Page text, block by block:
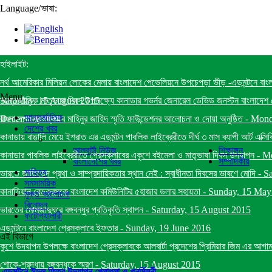
Language/ভাষা:
হাইলাইট:
নর্থ আমেরিকার মিলিয়ন লোকের মেলায় বাংলাদেশ পেভেলিয়নে উপচেপড়া ভীড় -এডমন্টনে
Saturday, 15 August 2015
আন্তর্জাতিক মাতৃভাষা দিবস উপলক্ষ্যে কানাডার গভর্নর জেনারেল ডেভিড জনস্টন বাংলাদেশ
December 2014
বাংলাদেশ প্রেসক্লাবে মাহিনুর জাহিদ স্মৃতি ফাউন্ডেশনর আলোচনা ও দোয়া অনুষ্ঠিত-
কানাডায় বাঙালি মেয়ে ইশরাত এর এডমন্টন পাবলিক লাইব্রেরীতে দীর্ঘ ৩ মাস ব্যাপী আর্ট
কানাডার পাবলিক লাইব্রেরীতে প্রেসক্লাবের একুশে বইমেলা ও মাতৃভাষা দিবস উদযাপন-
ভারতে জাতিভেদ প্রথা ও সাম্প্রদায়িকতার স্থান নেই : স্বাধীনতা দিবসের ভাষণে মোদি -
কানাডিয়ান রেডক্রসকে বাংলাদেশ কমিউনিটির ৫হাজার ডলার সহায়তা - Sunday, 15
ভারতের মোমজাদুঘরে বঙ্গবন্ধুর প্রতিকৃতি স্থাপন- Saturday, 15 August 2015
এডমন্টনে বাংলাদেশ প্রেসক্লাবে ইফতার- Sunday, 19 June 2016
কুশে উদযাপন উপলক্ষে বাংলাদেশ প্রেসক্লাবকে আলবার্টা প্রদেশের প্রিমিয়ার জিম এর আগাম
শোকে-শ্রদ্ধায় বঙ্গবন্ধুকে স্মরণ- Saturday, 15 August 2015
Menu
আন্তর্জাতিক
দেশের খবর
আলবার্টা নিউজ
বাংলাদেশের খবর
শিক্ষাঙ্গন
সম্পাদকীয়
সাহিত্য
সমসাময়িক
মুক্ত আলোচনা
বিনোদন
ফটোগ্যালারী
এই বিভাগে